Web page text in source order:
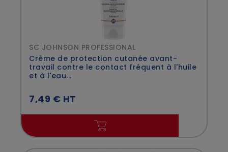
SC JOHNSON PROFESSIONAL
Crème de protection cutanée avant-
travail contre le contact fréquent à l'huile
et à l'eau...
7,49 € HT